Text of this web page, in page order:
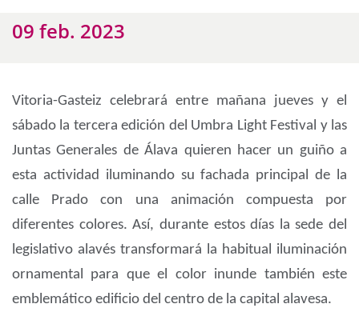
09 feb. 2023
Vitoria-Gasteiz celebrará entre mañana jueves y el
sábado la tercera edición del Umbra Light Festival y las
Juntas Generales de Álava quieren hacer un guiño a
esta actividad iluminando su fachada principal de la
calle Prado con una animación compuesta por
diferentes colores. Así, durante estos días la sede del
legislativo alavés transformará la habitual iluminación
ornamental para que el color inunde también este
emblemático edificio del centro de la capital alavesa.